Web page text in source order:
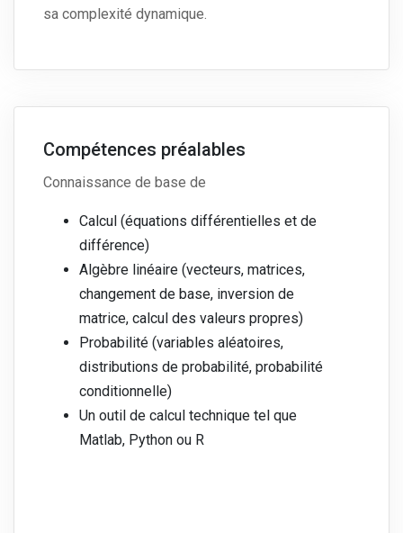
sa complexité dynamique.
Compétences préalables
Connaissance de base de
Calcul (équations différentielles et de
différence)
Algèbre linéaire (vecteurs, matrices,
changement de base, inversion de
matrice, calcul des valeurs propres)
Probabilité (variables aléatoires,
distributions de probabilité, probabilité
conditionnelle)
Un outil de calcul technique tel que
Matlab, Python ou R